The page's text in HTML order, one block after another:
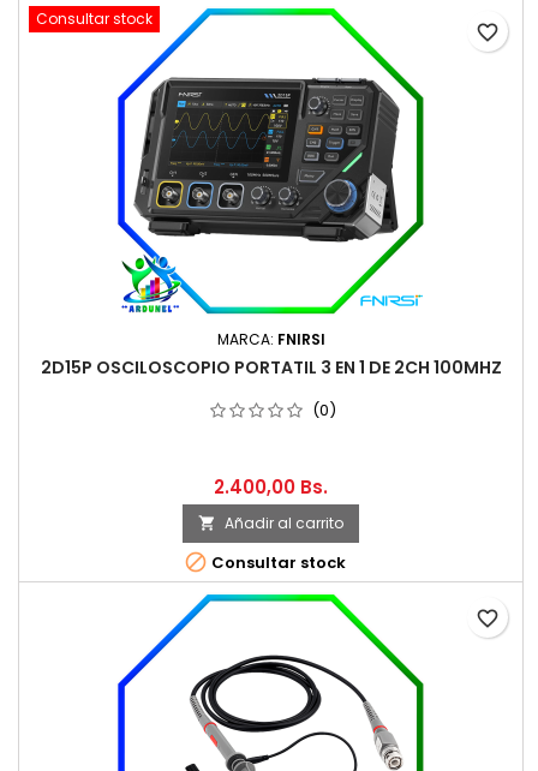
Consultar stock
MARCA: FNIRSI
2D15P OSCILOSCOPIO PORTATIL 3 EN 1 DE 2CH 100MHZ
(0)
2.400,00 Bs.
 Añadir al carrito
 Consultar stock
favorite_border
favorite_border